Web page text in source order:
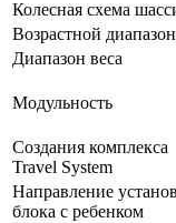
Колесная схема
Возрастной диапазон
Диапазон веса
Модульность
Создания комплекса
Travel System
Направление
блока с ребенком